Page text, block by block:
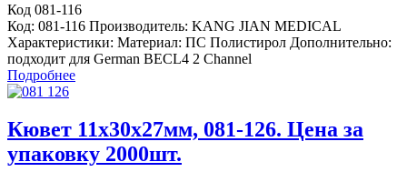
Код 081-116
Код: 081-116 Производитель: KANG JIAN MEDICAL
Характеристики: Материал: ПС Полистирол Дополнительно:
подходит для German BECL4 2 Channel
Подробнее
Кювет 11x30x27мм, 081-126. Цена за
упаковку 2000шт.